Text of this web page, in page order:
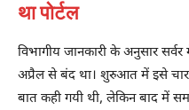
था पोर्टल
विभागीय जानकारी के अनुसार
अप्रैल से बंद था। शुरुआत में इसे
बात कही गयी थी, लेकिन बाद में